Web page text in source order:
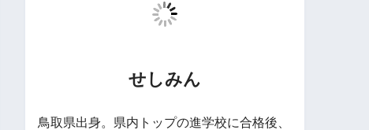
せしみん
鳥取県出身。県内トップの進学校に合格後、